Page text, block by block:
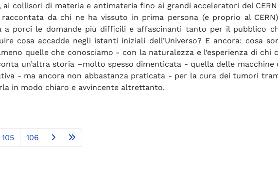
collisori di materia e antimateria fino ai grandi acceleratori del
da chi ne ha vissuto in prima persona (e proprio al
a porci le domande più difficili e affascinanti tanto per il pubblico
cosa accadde negli istanti iniziali dell’Universo? E ancora: cosa
quelle che conosciamo - con la naturalezza e l’esperienza di chi
un’altra storia –molto spesso dimenticata - quella delle
- ma ancora non abbastanza praticata - per la cura dei tumori
in modo chiaro e avvincente altrettanto.
105 106